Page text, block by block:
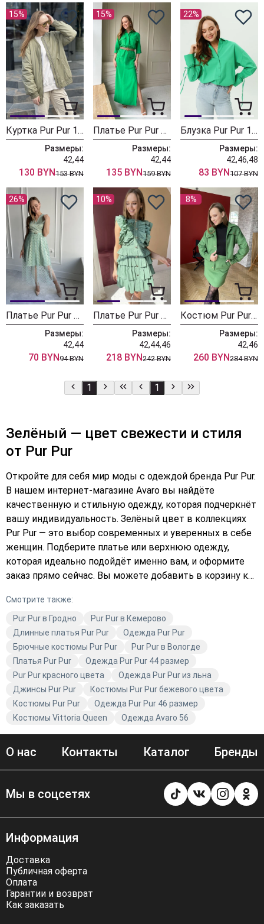
15%
Куртка Pur Pur 11-187/1
Размеры:
42,44
130 BYN153 BYN
15%
Платье Pur Pur 11-181
Размеры:
42,44
135 BYN159 BYN
22%
Блузка Pur Pur 11-116
Размеры:
42,46,48
83 BYN107 BYN
26%
Платье Pur Pur 01-974/1
Размеры:
42,44
70 BYN94 BYN
10%
Платье Pur Pur 01-930/3
Размеры:
42,44,46
218 BYN242 BYN
8%
Костюм Pur Pur 11-042
Размеры:
42,46
260 BYN284 BYN
1 1
Зелёный — цвет свежести и стиля
от Pur Pur
Откройте для себя мир моды с одеждой бренда Pur Pur.
В нашем интернет-магазине Avaro вы найдёте
качественную и стильную одежду, которая подчеркнёт
вашу индивидуальность. Зелёный цвет в коллекциях
Pur Pur — это выбор современных и уверенных в себе
женщин. Подберите платье или верхнюю одежду,
которая идеально подойдёт именно вам, и оформите
заказ прямо сейчас. Вы можете добавить в корзину как
случаев. Не упустите возможность обновить свой
гардероб с Avaro!
Смотрите также:
Pur Pur в Гродно
Pur Pur в Кемерово
Длинные платья Pur Pur
Одежда Pur Pur
Брючные костюмы Pur Pur
Pur Pur в Вологде
Платья Pur Pur
Одежда Pur Pur 44 размер
Pur Pur красного цвета
Одежда Pur Pur из льна
Джинсы Pur Pur
Костюмы Pur Pur бежевого цвета
Костюмы Pur Pur
Одежда Pur Pur 46 размер
Костюмы Vittoria Queen
Одежда Avaro 56
О нас Контакты Каталог Бренды
Мы в соцсетях
Информация
Доставка
Публичная оферта
Оплата
Гарантии и возврат
Как заказать